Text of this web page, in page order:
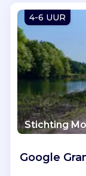
4-6 UUR
Stichting
Google